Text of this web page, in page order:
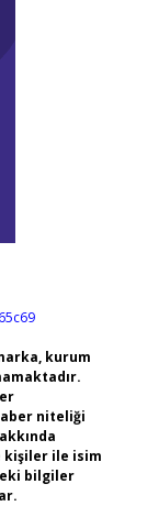
kurum
niteliği
kişiler ile isim
bilgiler